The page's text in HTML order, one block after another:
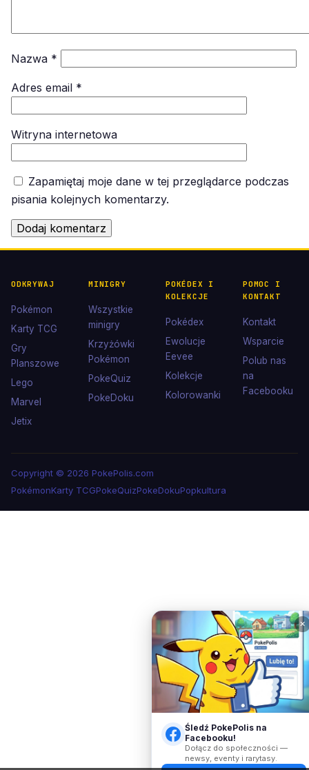
Nazwa *
Adres email *
Witryna internetowa
Zapamiętaj moje dane w tej przeglądarce podczas
pisania kolejnych komentarzy.
ODKRYWAJ
Pokémon
Karty TCG
Gry
Planszowe
Lego
Marvel
Jetix
MINIGRY
Wszystkie
minigry
Krzyżówki
Pokémon
PokeQuiz
PokeDoku
POKÉDEX I
KOLEKCJE
Pokédex
Ewolucje
Eevee
Kolekcje
Kolorowanki
POMOC I
KONTAKT
Kontakt
Wsparcie
Polub nas
na
Facebooku
Copyright © 2026 PokePolis.com
PokémonKarty TCGPokeQuizPokeDokuPopkultura
✕
Śledź PokePolis na
Facebooku!
Dołącz do społeczności —
newsy, eventy i rarytasy.